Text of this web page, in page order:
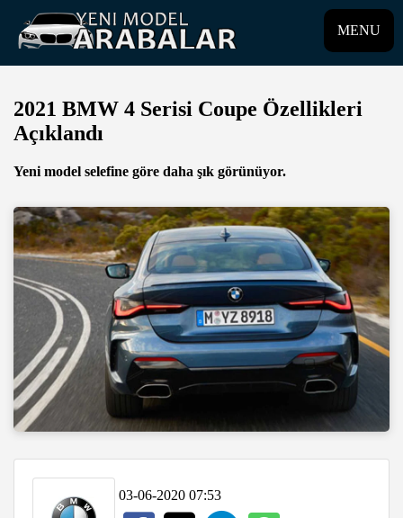
MENU
2021 BMW 4 Serisi Coupe Özellikleri
Açıklandı
Yeni model selefine göre daha şık görünüyor.
03-06-2020 07:53